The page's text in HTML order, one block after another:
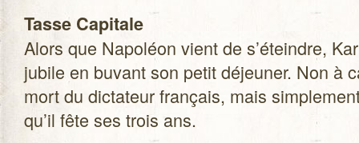
Tasse Capi­tale
Alors que Napo­léon vient de s’éteindre,
jubile en buvant son petit déjeu­ner. Non à
mort du dic­ta­teur fran­çais, mais
qu’il fête ses trois ans.